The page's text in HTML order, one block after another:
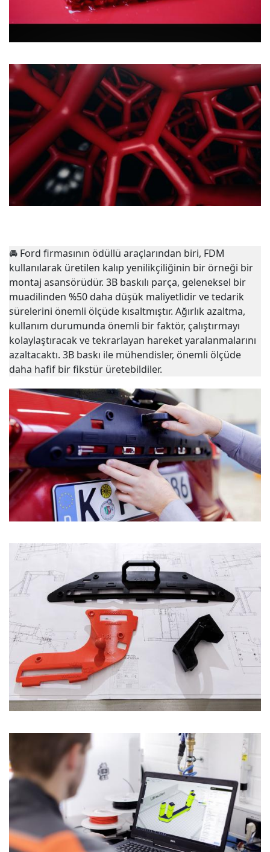
🚘 Ford firmasının ödüllü araçlarından biri, FDM
kullanılarak üretilen kalıp yenilikçiliğinin bir örneği bir
montaj asansörüdür. 3B baskılı parça, geleneksel bir
muadilinden %50 daha düşük maliyetlidir ve tedarik
sürelerini önemli ölçüde kısaltmıştır. Ağırlık azaltma,
kullanım durumunda önemli bir faktör, çalıştırmayı
kolaylaştıracak ve tekrarlayan hareket yaralanmalarını
azaltacaktı. 3B baskı ile mühendisler, önemli ölçüde
daha hafif bir fikstür üretebildiler.